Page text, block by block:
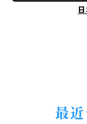
最